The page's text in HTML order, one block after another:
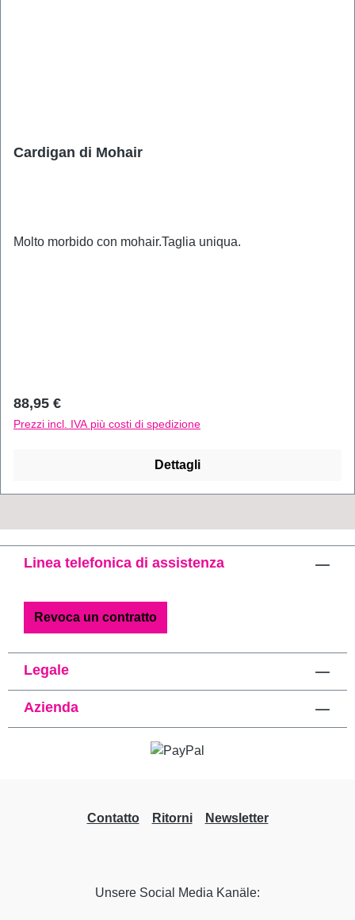
Cardigan di Mohair
Molto morbido con mohair.Taglia uniqua.
Prezzo normale:
88,95 €
Prezzi incl. IVA più costi di spedizione
Dettagli
Linea telefonica di assistenza
Revoca un contratto
Legale
Azienda
Contatto Ritorni Newsletter
Unsere Social Media Kanäle: